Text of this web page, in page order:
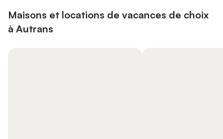
Maisons et locations de vacances de choix
à Autrans